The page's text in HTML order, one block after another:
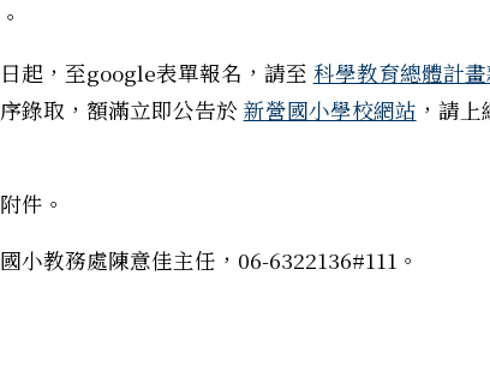
級中學辦理「教師專業群科實作體驗活動」
起，至google表單報名，請至 科學教育總體計
錄取，額滿立即公告於 新營國小學校網站 ，請
件。
小教務處陳意佳主任，06-6322136#111。